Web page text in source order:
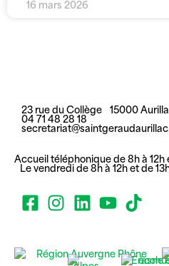
16 mars 2026
23 rue du Collège 15000
04 71 48 28 18
Accueil téléphonique de 8h à 12h
Le vendredi de 8h à 12h et de